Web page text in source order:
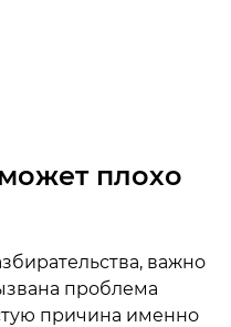
плохо
важно
проблема
причина именно